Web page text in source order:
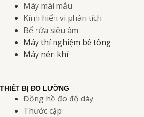
Máy mài mẫu
Kính hiển vi phân tích
Bể rửa siêu âm
Máy thí nghiệm bê tông
Máy nén khí
THIẾT BỊ ĐO LƯỜNG
Đồng hồ đo độ dày
Thước cặp